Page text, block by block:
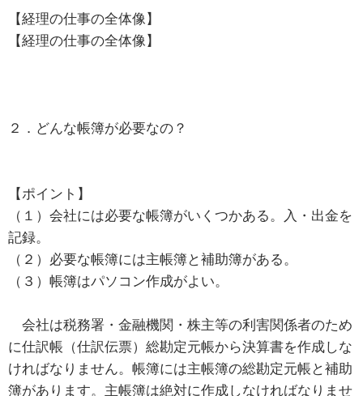
【経理の仕事の全体像】
【経理の仕事の全体像】
２．どんな帳簿が必要なの？
【ポイント】
（１）会社には必要な帳簿がいくつかある。入・出金を
記録。
（２）必要な帳簿には主帳簿と補助簿がある。
（３）帳簿はパソコン作成がよい。
会社は税務署・金融機関・株主等の利害関係者のため
に仕訳帳（仕訳伝票）総勘定元帳から決算書を作成しな
ければなりません。帳簿には主帳簿の総勘定元帳と補助
簿があります。主帳簿は絶対に作成しなければなりませ